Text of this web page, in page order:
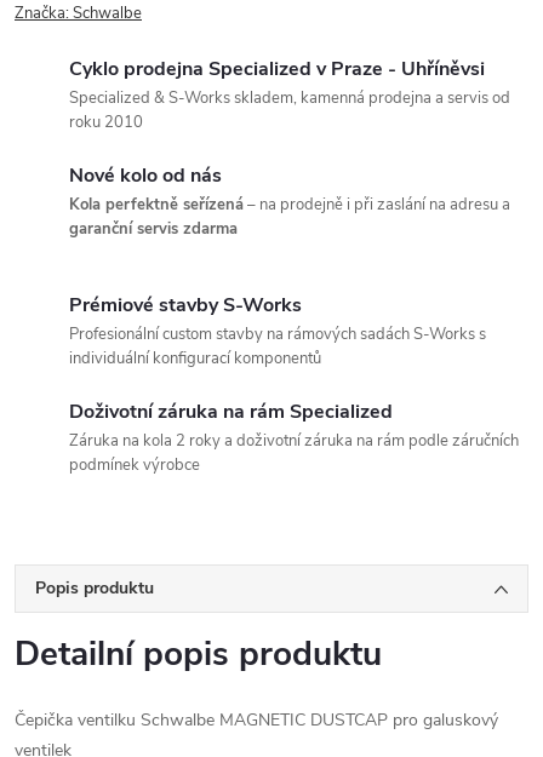
Značka:Schwalbe
Cyklo prodejna Specialized v Praze - Uhříněvsi
Specialized & S-Works skladem, kamenná prodejna a servis od
roku 2010
Nové kolo od nás
Kola perfektně seřízená– na prodejně i při zaslání na adresu a
garanční servis zdarma
Prémiové stavby S-Works
Profesionální custom stavby na rámových sadách S-Works s
individuální konfigurací komponentů
Doživotní záruka na rám Specialized
Záruka na kola 2 roky a doživotní záruka na rám podle záručních
podmínek výrobce
Popis produktu
Detailní popis produktu
Čepička ventilku Schwalbe MAGNETIC DUSTCAP pro galuskový
ventilek